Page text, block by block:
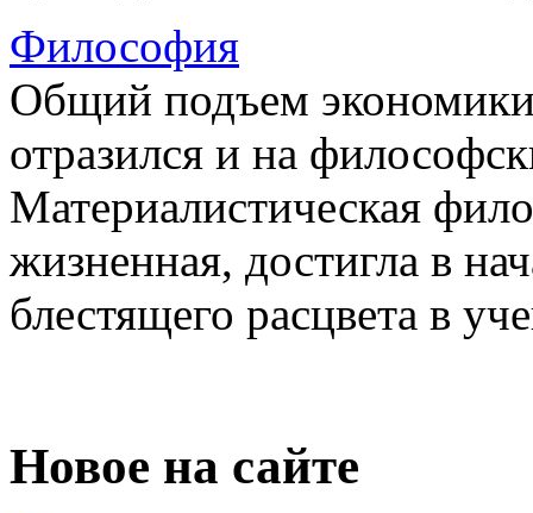
Философия
Общий подъем
отразился и на
Материалистическая
жизненная, достигла в
блестящего расцвета в
Новое на сайте